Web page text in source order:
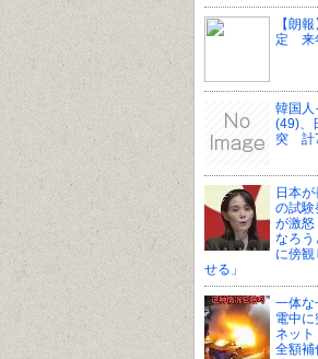
【朗
定 来
韓国人
(49)、
突 計
日本
の試験
が激怒
なろう
に傍観
せる」
一体な
電中に
ネッ
全額補